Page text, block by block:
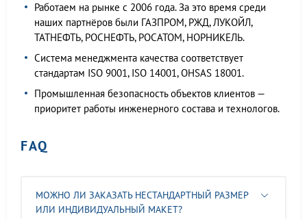
Работаем на рынке с 2006 года. За это время среди
наших партнёров были ГАЗПРОМ, РЖД, ЛУКОЙЛ,
ТАТНЕФТЬ, РОСНЕФТЬ, РОСАТОМ, НОРНИКЕЛЬ.
Система менеджмента качества соответствует
стандартам ISO 9001, ISO 14001, OHSAS 18001.
Промышленная безопасность объектов клиентов —
приоритет работы инженерного состава и технологов.
FAQ
МОЖНО ЛИ ЗАКАЗАТЬ НЕСТАНДАРТНЫЙ РАЗМЕР
ИЛИ ИНДИВИДУАЛЬНЫЙ МАКЕТ?